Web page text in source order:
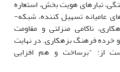
تبارهای هویت بخش، استعاره
عامیانه تسهیل ­کننده، شبکه­
ناکامی منزلتی و مقاومت
خرده ­فرهنگ بزهکاری. در نهایت
از: "برساخت و هم ­افزایی